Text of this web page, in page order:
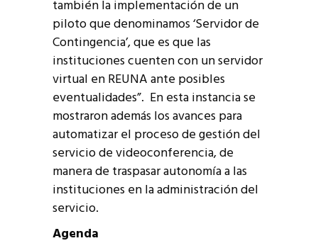
también la implementación de un
piloto que denominamos ‘Servidor de
Contingencia’, que es que las
instituciones cuenten con un servidor
virtual en REUNA ante posibles
eventualidades”. En esta instancia se
mostraron además los avances para
automatizar el proceso de gestión del
servicio de videoconferencia, de
manera de traspasar autonomía a las
instituciones en la administración del
servicio.
Agenda